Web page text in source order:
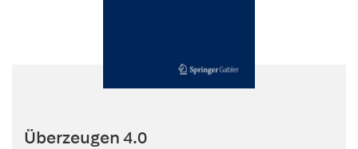
Überzeugen 4.0